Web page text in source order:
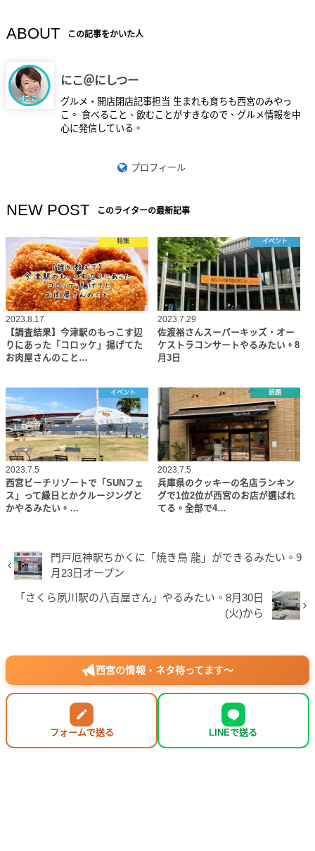
ABOUT この記事をかいた人
にこ＠にしつー
グルメ・開店閉店記事担当 生まれも育ちも西宮のみやっ
こ。 食べること、飲むことがすきなので、グルメ情報を中
心に発信している。
プロフィール
NEW POST このライターの最新記事
特集
2023.8.17
【調査結果】今津駅のもっこす辺
りにあった「コロッケ」揚げてた
お肉屋さんのこと…
イベント
2023.7.29
佐渡裕さんスーパーキッズ・オー
ケストラコンサートやるみたい。8
月3日
イベント
2023.7.5
西宮ビーチリゾートで「SUNフェ
ス」って縁日とかクルージングと
かやるみたい。…
話題
2023.7.5
兵庫県のクッキーの名店ランキン
グで1位2位が西宮のお店が選ばれ
てる。全部で4…
門戸厄神駅ちかくに「焼き鳥 龍」ができるみたい。9
月23日オープン
「さくら夙川駅の八百屋さん」やるみたい。8月30日
(火)から
西宮の情報・ネタ待ってます〜
フォームで送る LINEで送る